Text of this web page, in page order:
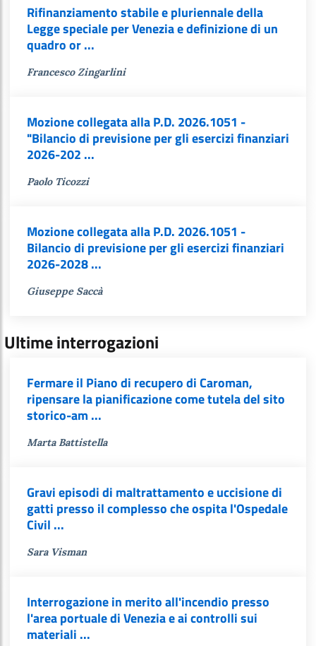
Rifinanziamento stabile e pluriennale della
Legge speciale per Venezia e definizione di un
quadro or ...
Francesco Zingarlini
Mozione collegata alla P.D. 2026.1051 -
"Bilancio di previsione per gli esercizi finanziari
2026-202 ...
Paolo Ticozzi
Mozione collegata alla P.D. 2026.1051 -
Bilancio di previsione per gli esercizi finanziari
2026-2028 ...
Giuseppe Saccà
Ultime interrogazioni
Fermare il Piano di recupero di Caroman,
ripensare la pianificazione come tutela del sito
storico-am ...
Marta Battistella
Gravi episodi di maltrattamento e uccisione di
gatti presso il complesso che ospita l'Ospedale
Civil ...
Sara Visman
Interrogazione in merito all'incendio presso
l'area portuale di Venezia e ai controlli sui
materiali ...